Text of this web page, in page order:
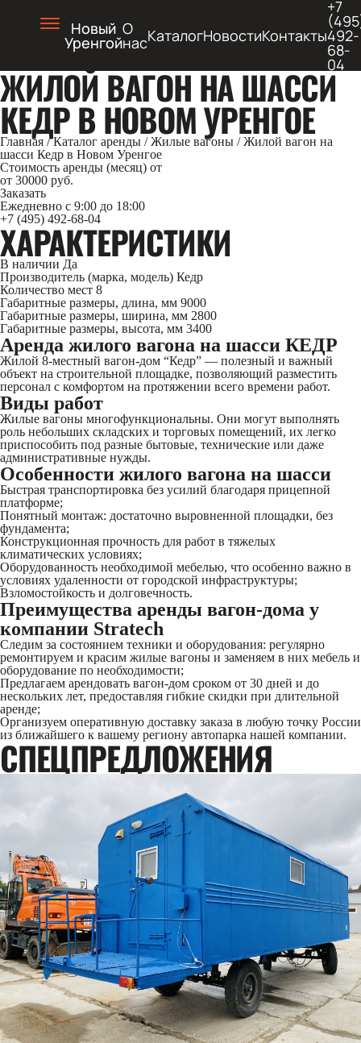
Новый
Уренгой
О
насКаталогНовостиКонтакты
+7
492-
68-
04
ЖИЛОЙ ВАГОН НА ШАССИ
КЕДР В НОВОМ УРЕНГОЕ
Главная / Каталог аренды / Жилые вагоны / Жилой вагон на
шасси Кедр в Новом Уренгое
Стоимость аренды (месяц) от
от 30000 руб.
Заказать
Ежедневно с 9:00 до 18:00
+7 (495) 492-68-04
ХАРАКТЕРИСТИКИ
В наличии Да
Производитель (марка, модель) Кедр
Количество мест 8
Габаритные размеры, длина, мм 9000
Габаритные размеры, ширина, мм 2800
Габаритные размеры, высота, мм 3400
Аренда жилого вагона на шасси КЕДР
Жилой 8-местный вагон-дом “Кедр” — полезный и важный
объект на строительной площадке, позволяющий разместить
персонал с комфортом на протяжении всего времени работ.
Виды работ
Жилые вагоны многофункциональны. Они могут выполнять
роль небольших складских и торговых помещений, их легко
приспособить под разные бытовые, технические или даже
административные нужды.
Особенности жилого вагона на шасси
Быстрая транспортировка без усилий благодаря прицепной
платформе;
Понятный монтаж: достаточно выровненной площадки, без
фундамента;
Конструкционная прочность для работ в тяжелых
климатических условиях;
Оборудованность необходимой мебелью, что особенно важно в
условиях удаленности от городской инфраструктуры;
Взломостойкость и долговечность.
Преимущества аренды вагон-дома у
компании Stratech
Следим за состоянием техники и оборудования: регулярно
ремонтируем и красим жилые вагоны и заменяем в них мебель и
оборудование по необходимости;
Предлагаем арендовать вагон-дом сроком от 30 дней и до
нескольких лет, предоставляя гибкие скидки при длительной
аренде;
Организуем оперативную доставку заказа в любую точку России
из ближайшего к вашему региону автопарка нашей компании.
CПЕЦПРЕДЛОЖЕНИЯ